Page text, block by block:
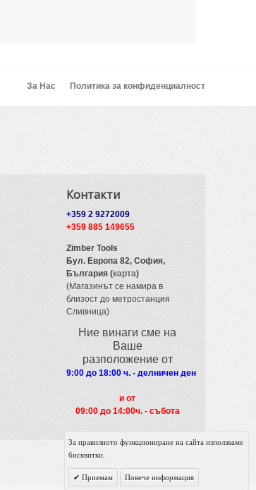
За Нас Политика за конфиденциалност
Контакти
+359 2 9272009
+359 885 149655
Zimber Tools
Бул. Европа 82,София,
България (карта)
(Магазинът се намира в
близост до метростанция
Сливница)
Ние винаги сме на
Ваше
разположение от
9:00 до 18:00 ч. - делничен ден
и от
09:00 до 14:00ч. - събота
За правилното функциониране на сайта използваме
бисквитки.
Приемам Повече информация